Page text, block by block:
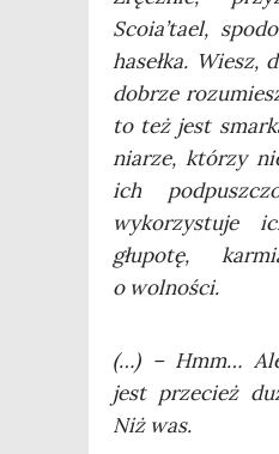
Scoia’tael,
haseł­ka. Wiesz,
dobrze
to też jest
nia­rze, któ­rzy
ich
wyko­rzy­stu­je
głu­po­tę,
o wolności.
(…) – Hmm…
jest prze­cież
Niż was.